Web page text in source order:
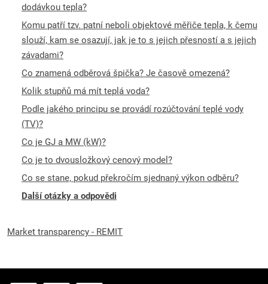
dodávkou tepla?
Komu patří tzv. patní neboli objektové měřiče tepla, k čemu
slouží, kam se osazují, jak je to s jejich přesností a s jejich
závadami?
Co znamená odběrová špička? Je časově omezená?
Kolik stupňů má mít teplá voda?
Podle jakého principu se provádí rozúčtování teplé vody
(TV)?
Co je GJ a MW (kW)?
Co je to dvousložkový cenový model?
Co se stane, pokud překročím sjednaný výkon odběru?
Další otázky a odpovědi
Market transparency - REMIT